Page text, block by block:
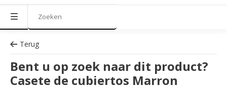
Terug
Bent u op zoek naar dit product?
Casete de cubiertos Marron